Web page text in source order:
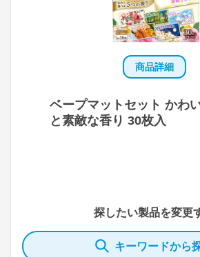
商品詳細
ベープマットセット かわ
と素敵な香り 30枚入
探したい製品を変更
キーワードから